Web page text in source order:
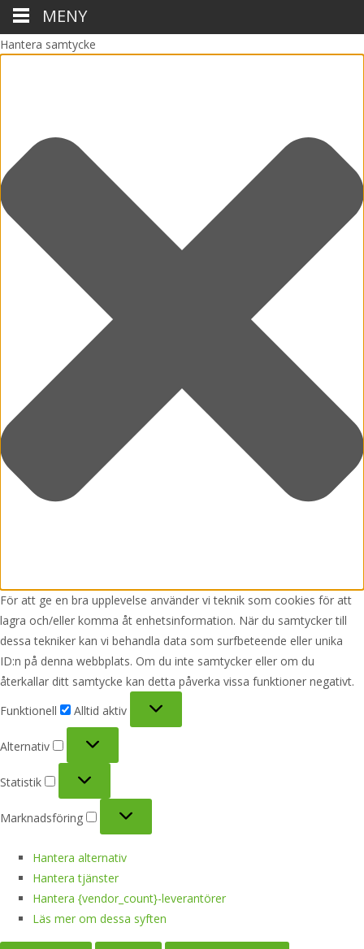
Hantera samtycke
För att ge en bra upplevelse använder vi teknik som cookies för att
lagra och/eller komma åt enhetsinformation. När du samtycker till
dessa tekniker kan vi behandla data som surfbeteende eller unika
ID:n på denna webbplats. Om du inte samtycker eller om du
återkallar ditt samtycke kan detta påverka vissa funktioner negativt.
Funktionell
Alltid aktiv
Alternativ
Statistik
Marknadsföring
Hantera alternativ
Hantera tjänster
Hantera {vendor_count}-leverantörer
Läs mer om dessa syften
MENY